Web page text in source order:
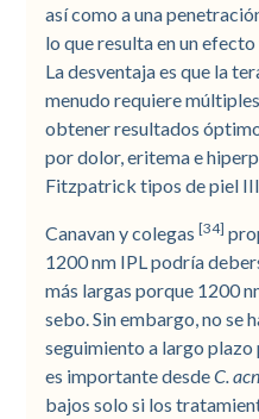
así como a una
lo que resulta en un
La desventaja es que la
menudo requiere
obtener resultados
por dolor, eritema e
Fitzpatrick tipos de piel
Canavan y colegas[34]
1200 nm IPL podría
más largas porque 1200
sebo. Sin embargo, no se
seguimiento a largo plazo
es importante desdeC.
bajos solo si los